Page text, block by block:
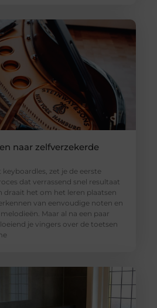
naar zelfverzekerde
zet je de eerste
dat verrassend snel resultaat
draait het om het leren plaatsen
van eenvoudige noten en
Maar al na een paar
je vingers over de toetsen